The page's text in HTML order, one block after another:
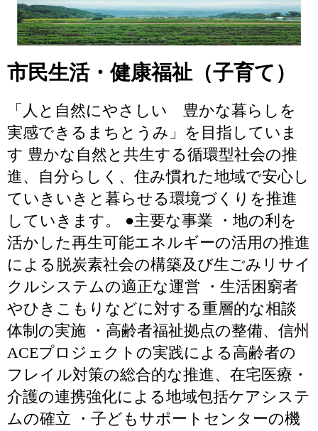
市民生活・健康福祉（子育て）
「人と自然にやさしい 豊かな暮らしを
実感できるまちとうみ」を目指していま
す 豊かな自然と共生する循環型社会の推
進、自分らしく、住み慣れた地域で安心し
ていきいきと暮らせる環境づくりを推進
していきます。 ●主要な事業 ・地の利を
活かした再生可能エネルギーの活用の推進
による脱炭素社会の構築及び生ごみリサイ
クルシステムの適正な運営 ・生活困窮者
やひきこもりなどに対する重層的な相談
体制の実施 ・高齢者福祉拠点の整備、信州
ACEプロジェクトの実践による高齢者の
フレイル対策の総合的な推進、在宅医療・
介護の連携強化による地域包括ケアシステ
ムの確立 ・子どもサポートセンターの機